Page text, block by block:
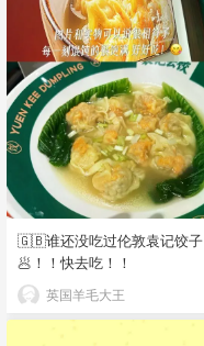
🇬🇧谁还没吃过伦敦袁记饺子
🥟！！快去吃！！
英国羊毛大王